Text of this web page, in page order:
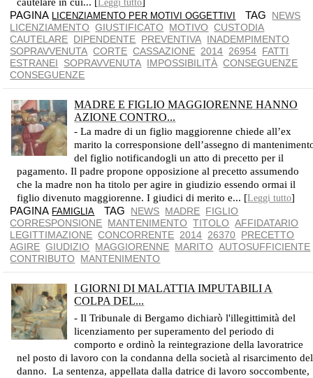
Leggi tutto
PAGINA LICENZIAMENTO PER MOTIVI OGGETTIVI TAG NEWS
LICENZIAMENTO GIUSTIFICATO MOTIVO CUSTODIA
CAUTELARE DIPENDENTE PREVENTIVA INADEMPIMENTO
SOPRAVVENUTA CORTE CASSAZIONE 2014 26954 FATTI
ESTRANEI
SOPRAVVENUTA IMPOSSIBILITÀ CONSEGUENZE
CONSEGUENZE
MADRE E FIGLIO MAGGIORENNE HANNO
AZIONE CONTRO...
- La madre di un figlio maggiorenne chiede all’ex
marito la corresponsione dell’assegno di
del figlio notificandogli un atto di precetto per il
pagamento. Il padre propone opposizione al precetto assumendo
che la madre non ha titolo per agire in giudizio essendo ormai il
figlio divenuto maggiorenne. I giudici di merito e... [Leggi tutto]
PAGINA FAMIGLIA TAG NEWS MADRE FIGLIO
CORRESPONSIONE MANTENIMENTO TITOLO AFFIDATARIO
LEGITTIMAZIONE CONCORRENTE 2014 26370 PRECETTO
AGIRE GIUDIZIO MAGGIORENNE MARITO AUTOSUFFICIENTE
CONTRIBUTO
MANTENIMENTO
I GIORNI DI MALATTIA IMPUTABILI A
COLPA DEL...
- Il Tribunale di Bergamo dichiarò l'illegittimità del
licenziamento per superamento del periodo di
comporto e ordinò la reintegrazione della lavoratrice
nel posto di lavoro con la condanna della società al risarcimento del
danno. La sentenza, appellata dalla datrice di lavoro soccombente,